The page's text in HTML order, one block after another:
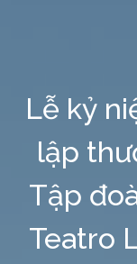
Lễ kỷ
lập
Tập
Teatro